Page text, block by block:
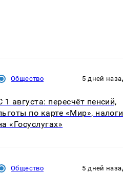
Общество 5 дней
1 августа: пересчёт пенсий,
по карте «Мир», налоги
«Госуслугах»
Общество 5 дней